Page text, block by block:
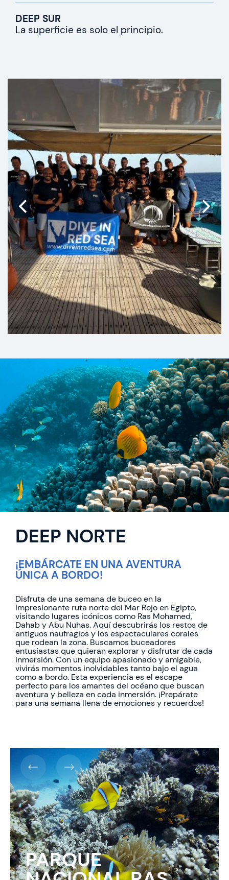
DEEP SUR
La superficie es solo el principio.
DEEP NORTE
¡EMBÁRCATE EN UNA AVENTURA
ÚNICA A BORDO!
Disfruta de una semana de buceo en la
impresionante ruta norte del Mar Rojo en Egipto,
visitando lugares icónicos como Ras Mohamed,
Dahab y Abu Nuhas. Aquí descubrirás los restos de
antiguos naufragios y los espectaculares corales
que rodean la zona. Buscamos buceadores
entusiastas que quieran explorar y disfrutar de cada
inmersión. Con un equipo apasionado y amigable,
vivirás momentos inolvidables tanto bajo el agua
como a bordo. Esta experiencia es el escape
perfecto para los amantes del océano que buscan
aventura y belleza en cada inmersión. ¡Prepárate
para una semana llena de emociones y recuerdos!
PARQUE